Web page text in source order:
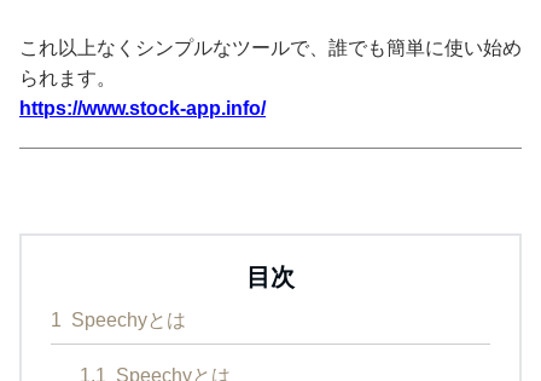
これ以上なくシンプルなツールで、誰でも簡単に使い始め
られます。
https://www.stock-app.info/
目次
1 Speechyとは
1.1 Speechyとは